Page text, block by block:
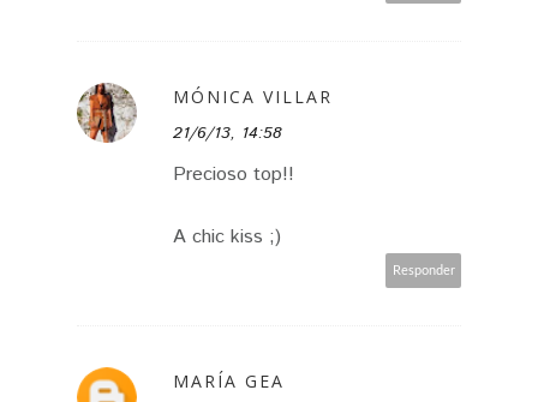
MÓNICA VILLAR
21/6/13, 14:58
Precioso top!!
A chic kiss ;)
Responder
MARÍA GEA